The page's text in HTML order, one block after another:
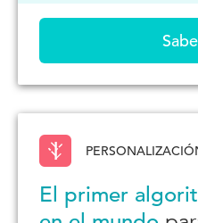
El primer